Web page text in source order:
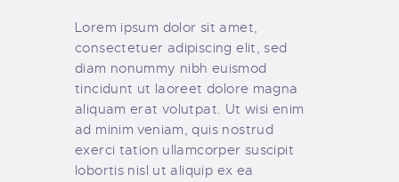
Lorem ipsum dolor sit amet,
consectetuer adipiscing elit, sed
diam nonummy nibh euismod
tincidunt ut laoreet dolore magna
aliquam erat volutpat. Ut wisi enim
ad minim veniam, quis nostrud
exerci tation ullamcorper suscipit
lobortis nisl ut aliquip ex ea